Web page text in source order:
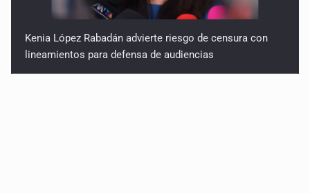
Kenia López Rabadán advierte riesgo de censura con
lineamientos para defensa de audiencias